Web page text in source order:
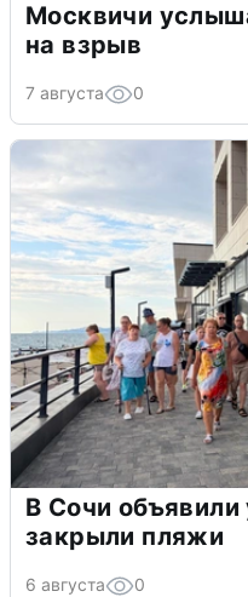
Москвичи
на взрыв
7 августа 0
В Сочи
закрыли пляжи
6 августа 0